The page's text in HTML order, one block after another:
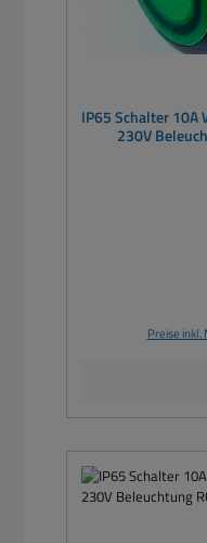
IP65 Schalter
230V
Preise inkl.